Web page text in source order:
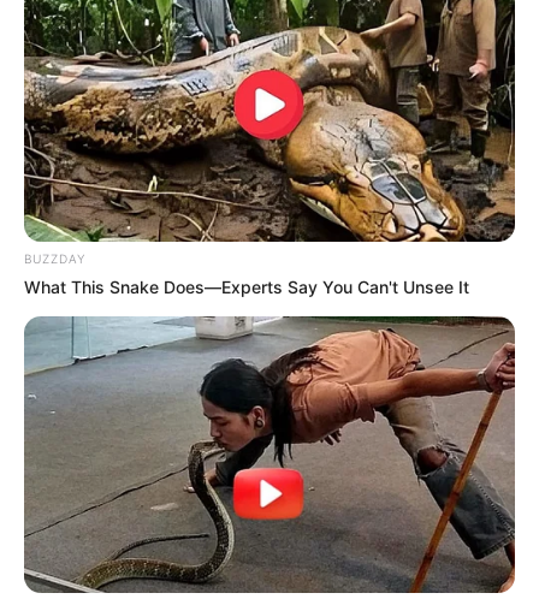
Could Everyday Habits Affect Your Joint Comfort?
JOINT CARE
BUZZDAY
What This Snake Does—Experts Say You Can't Unsee It